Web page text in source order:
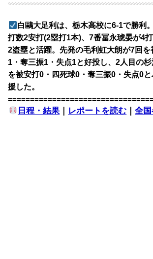
白鷗大足利は、栃木高校に6-1で勝利
打数2安打(2塁打1本)、7番冨永琥晏が4
2盗塁と活躍。先発の毛利虹大朗が7回
1・奪三振1・失点1と好投し、2人目の
を被安打0・四死球0・奪三振0・失点0
援した。
日程・結果｜ レポートを読む ｜全